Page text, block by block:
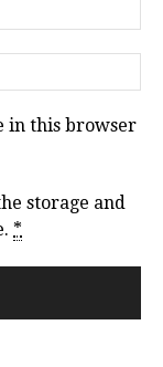
in this browser
storage and
*